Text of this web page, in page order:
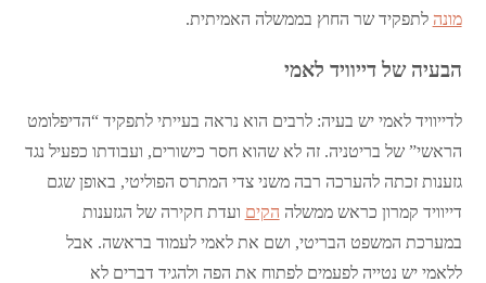
מונה לתפקיד שר החוץ בממשלה האמיתית.
הבעיה של דייוויד לאמי
לדייוויד לאמי יש בעיה: לרבים הוא נראה בעייתי לתפקיד “הדיפלומט
הראשי” של בריטניה. זה לא שהוא חסר כישורים, ועבודתו כפעיל נגד
גזענות זכתה להערכה רבה משני צדי המתרס הפוליטי, באופן שגם
דייוויד קמרון כראש ממשלה הקים ועדת חקירה של הגזענות
במערכת המשפט הבריטי, ושם את לאמי לעמוד בראשה. אבל
ללאמי יש נטייה לפעמים לפתוח את הפה ולהגיד דברים לא